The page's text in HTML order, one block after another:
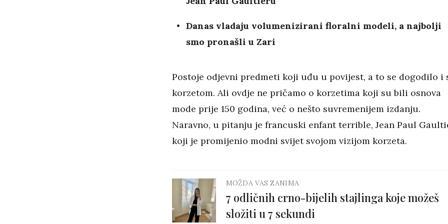
Danas vladaju volumenizirani floralni modeli, a najbolji
smo pronašli u Zari
Postoje odjevni predmeti koji uđu u povijest, a to se dogodilo i
korzetom. Ali ovdje ne pričamo o korzetima koji su bili osnova
mode prije 150 godina, već o nešto suvremenijem izdanju.
Naravno, u pitanju je francuski enfant terrible, Jean Paul
koji je promijenio modni svijet svojom vizijom korzeta.
MOŽDA VAS ZANIMA
7 odličnih crno-bijelih stajlinga koje možeš
složiti u 7 sekundi